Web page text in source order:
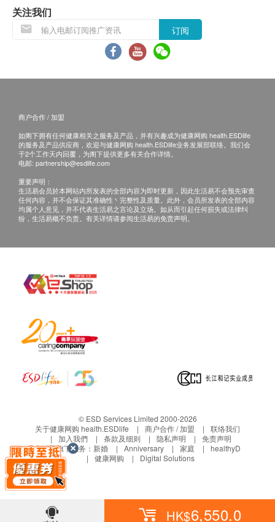
宫颈刮片-只限女士
基本健康评估
外科检查
耳鼻喉检查
血脂
高密度脂胆固醇
低密度脂胆固醇
总胆固醇
空腹血糖
谷草转氨酶
总碱性磷酸酶
谷丙转氨酶
谷草/谷丙转氨酵素比率
白蛋白质
球蛋白质
总胆红素
直接胆红素
前白蛋白测定
送提醒讯息提醒客户查看报告。
2. 预留E-mail，医疗中心会在报告完成后发送至客
3. 预留邮寄地址，医疗中心会在报告完成后邮寄，
1. 电话讲解：需至少提前3个工作日预约具体时间
（联络电话：400-920-8393；微信：广州全景医
学影像诊断中心），医生会按预约时间主动联络客
户。
2. 当面讲解：需至少提前3个工作日预约具体时间
（联络电话：400-920-8393；微信：广州全景医
学影像诊断中心），体检客户在约定时间到医疗中
供选择：
院对面，地铁1号线烈士陵园C出口，公交车到广
东省人民医院站或中山医站）
如有争议，健康网购health.ESDlife及医疗中心保留最
1. 所有健康检查/服务并非作为医务诊断或治疗用途。
2. 本服务/产品由商户提供。生活易【健康网购
health.ESDlife】并没有经营或提供本服务/产品。有
关此服务/产品的错漏或延误，或因使用此服务/产品而
引致的损失、损害、受伤或法律诉讼，健康网购
health.ESDlife概不负责。一切有关的索偿或查询，须
向提供服务之体检中心或商户提出。
HK$6,550.0
关注我们
订阅
商户合作 / 加盟
如阁下拥有任何健康相关之服务及产品，并有兴趣成为健康网购 health.ESDlife
的服务及产品供应商，欢迎与健康网购 health.ESDlife业务发展部联络。我们会
于2个工作天内回覆，为阁下提供更多有关合作详情。
电邮: partnership@esdlife.com
重要声明：
生活易会员於本网站内所发表的全部内容为即时更新，因此生活易不会预先审查
任何内容，并不会保证其准确性丶完整性及质量。此外，会员所发表的全部内容
均属个人意见，并不代表生活易之言论及立场。如从而引起任何损失或法律纠
纷，生活易概不负责。有关详情请参阅生活易的免责声明。
© ESD Services Limited 2000-2026
关于健康网购 health.ESDlife
商户合作 / 加盟
联络我们
加入我們
条款及细则 隐私声明
免责声明
生活易旗下业务： 新婚 Anniversary 家庭
healthyD
健康网购
Digital Solutions